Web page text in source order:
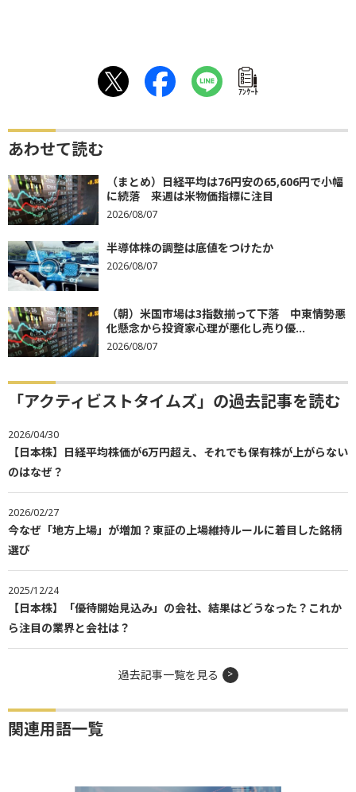
ｱﾝｹｰﾄ
あわせて読む
（まとめ）日経平均は76円安の65,606円で小幅
に続落 来週は米物価指標に注目
2026/08/07
半導体株の調整は底値をつけたか
2026/08/07
（朝）米国市場は3指数揃って下落 中東情勢悪
化懸念から投資家心理が悪化し売り優...
2026/08/07
「アクティビストタイムズ」の過去記事を読む
2026/04/30
【日本株】日経平均株価が6万円超え、それでも保有株が上がらない
のはなぜ？
2026/02/27
今なぜ「地方上場」が増加？東証の上場維持ルールに着目した銘柄
選び
2025/12/24
【日本株】「優待開始見込み」の会社、結果はどうなった？これか
ら注目の業界と会社は？
過去記事一覧を見る
関連用語一覧